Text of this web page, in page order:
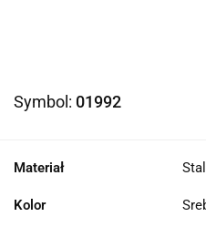
Symbol: 01992
Materiał
Kolor